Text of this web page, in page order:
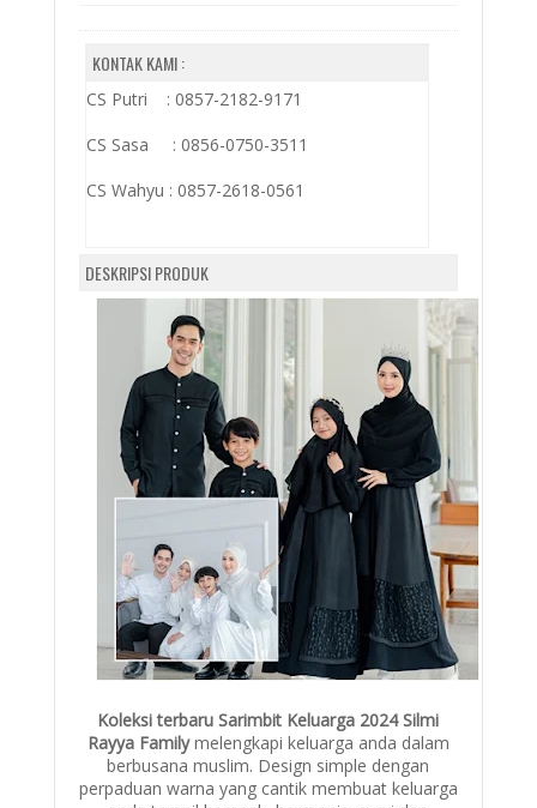
KONTAK KAMI :
CS Putri : 0857-2182-9171
CS Sasa : 0856-0750-3511
CS Wahyu : 0857-2618-0561
DESKRIPSI PRODUK
Koleksi terbaru Sarimbit Keluarga 2024 Silmi
Rayya Familymelengkapi keluarga anda dalam
berbusana muslim. Design simple dengan
perpaduan warna yang cantik membuat keluarga